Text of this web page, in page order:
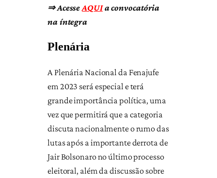
⇒ AcesseAQUIa convocatória
na íntegra
Plenária
A Plenária Nacional da Fenajufe
em 2023 será especial e terá
grande importância política, uma
vez que permitirá que a categoria
discuta nacionalmente o rumo das
lutas após a importante derrota de
Jair Bolsonaro no último processo
eleitoral, além da discussão sobre